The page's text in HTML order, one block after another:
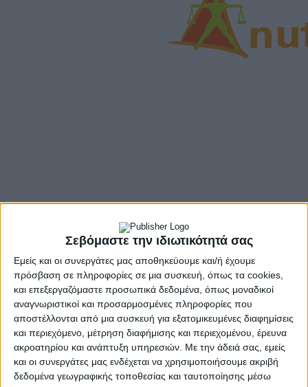
Σεβόμαστε την ιδιωτικότητά σας
Εμείς και οι συνεργάτες μας αποθηκεύουμε και/ή έχουμε
πρόσβαση σε πληροφορίες σε μια συσκευή, όπως τα cookies,
και επεξεργαζόμαστε προσωπικά δεδομένα, όπως μοναδικοί
αναγνωριστικοί και προσαρμοσμένες πληροφορίες που
αποστέλλονται από μια συσκευή για εξατομικευμένες διαφημίσεις
και περιεχόμενο, μέτρηση διαφήμισης και περιεχομένου, έρευνα
ακροατηρίου και ανάπτυξη υπηρεσιών. Με την άδειά σας, εμείς
και οι συνεργάτες μας ενδέχεται να χρησιμοποιήσουμε ακριβή
δεδομένα γεωγραφικής τοποθεσίας και ταυτοποίησης μέσω
στο κανάλι Ε και στην Τατιάνα Στεφανίδου και μας δίνει όλες τις
απαραίτητες πληροφορίες για το Σύνδρομο Ευερέθιστου Εντέρου
καθώς και το ρόλο των προβιοτικών στην ομαλή λειτουργία του
εντέρου.
Ο Κλινικός διαιτολόγος-διατροφολόγος Κυριάκος Ρέππας μιλάει
στο κανάλι Ε και στην Τατιάνα Στεφανίδου και μας δίνει όλες τις
απαραίτητες πληροφορίες για το Σύνδρομο Ευερέθιστου Εντέρου
καθώς και το ρόλο των προβιοτικών στην ομαλή λειτουργία του
εντέρου.